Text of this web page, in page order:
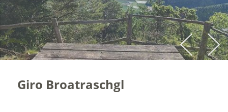
Giro Broatraschgl